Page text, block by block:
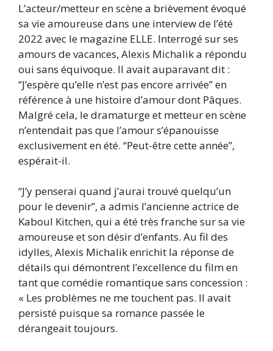
L’acteur/metteur en scène a brièvement évoqué
sa vie amoureuse dans une interview de l’été
2022 avec le magazine ELLE. Interrogé sur ses
amours de vacances, Alexis Michalik a répondu
oui sans équivoque. Il avait auparavant dit :
“J’espère qu’elle n’est pas encore arrivée” en
référence à une histoire d’amour dont Pâques.
Malgré cela, le dramaturge et metteur en scène
n’entendait pas que l’amour s’épanouisse
exclusivement en été. “Peut-être cette année”,
espérait-il.
“J’y penserai quand j’aurai trouvé quelqu’un
pour le devenir”, a admis l’ancienne actrice de
Kaboul Kitchen, qui a été très franche sur sa vie
amoureuse et son désir d’enfants. Au fil des
idylles, Alexis Michalik enrichit la réponse de
détails qui démontrent l’excellence du film en
tant que comédie romantique sans concession :
« Les problèmes ne me touchent pas. Il avait
persisté puisque sa romance passée le
dérangeait toujours.